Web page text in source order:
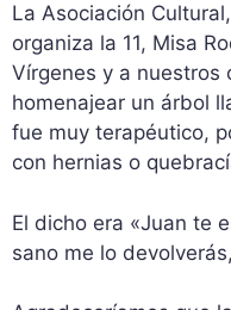
La Asociación
organiza la 11, Misa
Vírgenes y a nuestros
homenajear un árbol
fue muy terapéutico,
con hernias o
El dicho era «Juan te
sano me lo